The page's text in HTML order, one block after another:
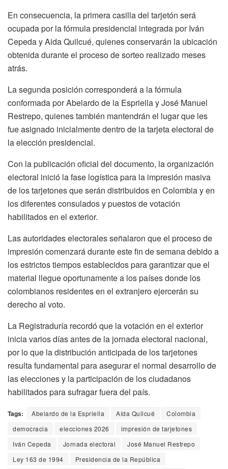
En consecuencia, la primera casilla del tarjetón será
ocupada por la fórmula presidencial integrada por Iván
Cepeda y Aida Quilcué, quienes conservarán la ubicación
obtenida durante el proceso de sorteo realizado meses
atrás.
La segunda posición corresponderá a la fórmula
conformada por Abelardo de la Espriella y José Manuel
Restrepo, quienes también mantendrán el lugar que les
fue asignado inicialmente dentro de la tarjeta electoral de
la elección presidencial.
Con la publicación oficial del documento, la organización
electoral inició la fase logística para la impresión masiva
de los tarjetones que serán distribuidos en Colombia y en
los diferentes consulados y puestos de votación
habilitados en el exterior.
Las autoridades electorales señalaron que el proceso de
impresión comenzará durante este fin de semana debido a
los estrictos tiempos establecidos para garantizar que el
material llegue oportunamente a los países donde los
colombianos residentes en el extranjero ejercerán su
derecho al voto.
La Registraduría recordó que la votación en el exterior
inicia varios días antes de la jornada electoral nacional,
por lo que la distribución anticipada de los tarjetones
resulta fundamental para asegurar el normal desarrollo de
las elecciones y la participación de los ciudadanos
habilitados para sufragar fuera del país.
Tags: Abelardo de la Espriella Aída Quilcué
Colombia
democracia
elecciones 2026
impresión de tarjetones
Iván Cepeda
Jornada electoral
José Manuel Restrepo
Ley 163 de 1994
Presidencia de la República